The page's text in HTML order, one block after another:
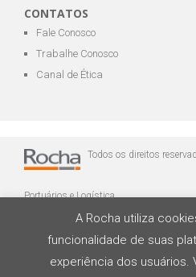
CONTATOS
Fale Conosco
Trabalhe Conosco
Canal de Ética
Todos os direitos
Portuários e Logística
A Rocha utiliza
funcionalidade de suas
experiência dos usuários.